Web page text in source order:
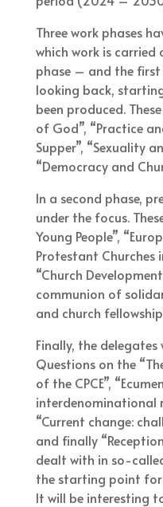
Three work phases
which work is carried
phase – and the
looking back,
been produced.
of God”, “Practice
Supper”, “Sexuality
“Democracy and
In a second phase,
under the focus.
Young People”,
Protestant Churches
“Church
communion of
and church
Finally, the
Questions on the
of the CPCE”,
interdenominational
“Current change:
and finally
dealt with in so-
the starting point for
It will be interesting